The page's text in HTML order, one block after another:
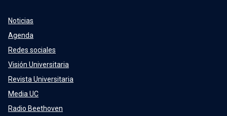
Noticias
Agenda
Redes sociales
Visión Universitaria
Revista Universitaria
Media UC
Radio Beethoven